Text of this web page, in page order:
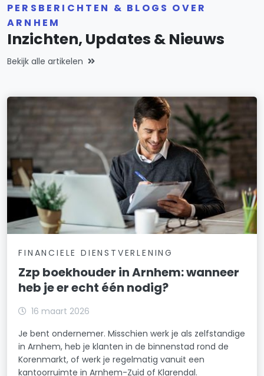
PERSBERICHTEN & BLOGS OVER
ARNHEM
Inzichten, Updates & Nieuws
Bekijk alle artikelen
FINANCIELE DIENSTVERLENING
Zzp boekhouder in Arnhem: wanneer
heb je er echt één nodig?
16 maart 2026
Je bent ondernemer. Misschien werk je als zelfstandige
in Arnhem, heb je klanten in de binnenstad rond de
Korenmarkt, of werk je regelmatig vanuit een
kantoorruimte in Arnhem-Zuid of Klarendal.